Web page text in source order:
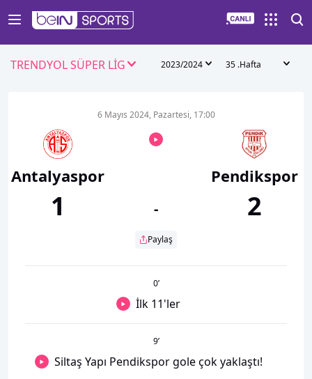
TRENDYOL SÜPER LİG 2023/2024 35 .Hafta
Antalyaspor
1
6 Mayıs 2024, Pazartesi, 17:00
-
Paylaş
Pendikspor
2
0’
İlk 11'ler
9’
Siltaş Yapı Pendikspor gole çok yaklaştı!